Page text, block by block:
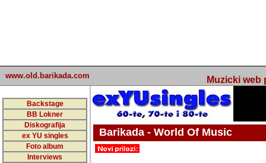
www.old.barikada.com Muzicki web
Backstage
BB Lokner
Diskografija
ex YU singles
Foto album
Interviews
Barikada - World Of Music